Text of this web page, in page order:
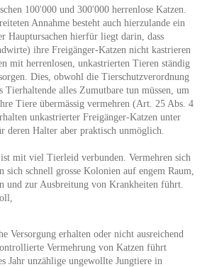
100'000 und 300'000 herrenlose Katzen.
Annahme besteht auch hierzulande ein
Hauptursachen hierfür liegt darin, dass
ihre Freigänger-Katzen nicht kastrieren
mit herrenlosen, unkastrierten Tieren ständig
Dies, obwohl die Tierschutzverordnung
Tierhaltende alles Zumutbare tun müssen, um
Tiere übermässig vermehren (Art. 25 Abs. 4
unkastrierter Freigänger-Katzen unter
deren Halter aber praktisch unmöglich.
mit viel Tierleid verbunden. Vermehren sich
sich schnell grosse Kolonien auf engem Raum,
und zur Ausbreitung von Krankheiten führt.
Versorgung erhalten oder nicht ausreichend
Vermehrung von Katzen führt
Jahr unzählige ungewollte Jungtiere in